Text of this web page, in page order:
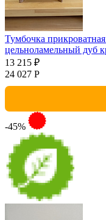
Тумбочка
цельноламельный дуб
13 215 ₽
24 027 Р
-45%